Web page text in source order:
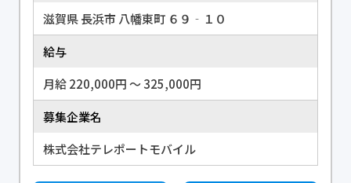
滋賀県 長浜市 八幡東町 ６９‐１０
給与
月給 220,000円 〜 325,000円
募集企業名
株式会社テレポートモバイル